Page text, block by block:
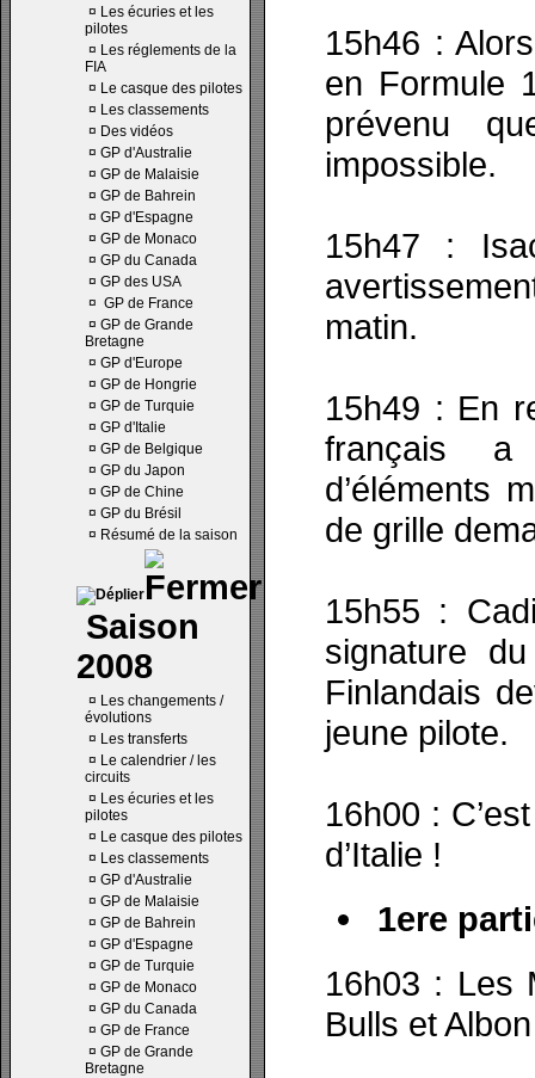
¤ Les écuries et les
pilotes
¤ Les réglements de la
FIA
¤ Le casque des pilotes
¤ Les classements
¤ Des vidéos
¤ GP d'Australie
¤ GP de Malaisie
¤ GP de Bahrein
¤ GP d'Espagne
¤ GP de Monaco
¤ GP du Canada
¤ GP des USA
¤ GP de France
¤ GP de Grande
Bretagne
¤ GP d'Europe
¤ GP de Hongrie
¤ GP de Turquie
¤ GP d'Italie
¤ GP de Belgique
¤ GP du Japon
¤ GP de Chine
¤ GP du Brésil
¤ Résumé de la saison
Saison
2008
¤ Les changements /
évolutions
¤ Les transferts
¤ Le calendrier / les
circuits
¤ Les écuries et les
pilotes
¤ Le casque des pilotes
¤ Les classements
¤ GP d'Australie
¤ GP de Malaisie
¤ GP de Bahrein
¤ GP d'Espagne
¤ GP de Turquie
¤ GP de Monaco
¤ GP du Canada
¤ GP de France
¤ GP de Grande
Bretagne
15h46 :
en Formule
prévenu
impossible.
15h47 :
matin.
15h49 : En
français a
d’éléments
de grille
15h55 :
signature
Finlandais
jeune pilote.
16h00 :
d’Italie !
1ere
16h03 : Les
Bulls et